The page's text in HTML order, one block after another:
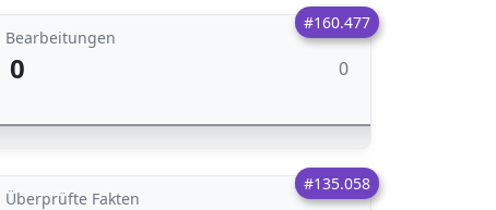
#160.477
Bearbeitungen
0 0
#135.058
Überprüfte Fakten